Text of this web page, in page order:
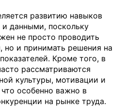
развитию навыков
данными, поскольку
не просто проводить
но и принимать решения на
Кроме того, в
рассматриваются
культуры, мотивации и
особенно важно в
на рынке труда.